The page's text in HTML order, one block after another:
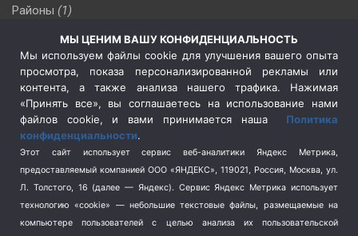
Районы (1)
(510)
Сельское хозяйство (3)
Социальная политика
(3)
Спецоперация в Украине
Спецоперация на Украине
(404)
Спорт (740)
Терроризм (1)
Транспорт (262)
Туризм (178)
МЫ ЦЕНИМ ВАШУ КОНФИДЕНЦИАЛЬНОСТЬ
Мы используем файлы cookie для улучшения вашего опыта
просмотра, показа персонализированной рекламы или
контента, а также анализа нашего трафика. Нажимая
«Принять все», вы соглашаетесь на использование нами
файлов cookie, и вами принимается наша Политика
конфиденциальности.
Этот сайт использует сервис веб-аналитики Яндекс Метрика,
предоставляемый компанией ООО «ЯНДЕКС», 119021, Россия, Москва, ул.
Л. Толстого, 16 (далее — Яндекс). Сервис Яндекс Метрика использует
технологию «cookie» — небольшие текстовые файлы, размещаемые на
компьютере пользователей с целью анализа их пользовательской